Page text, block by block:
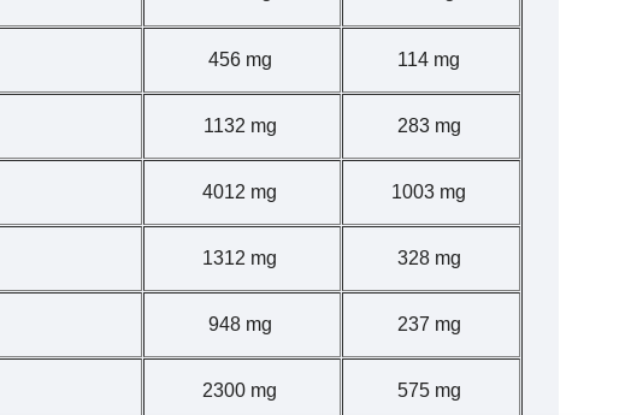
456 mg 114 mg
1132 mg 283 mg
4012 mg 1003 mg
1312 mg 328 mg
948 mg 237 mg
2300 mg 575 mg